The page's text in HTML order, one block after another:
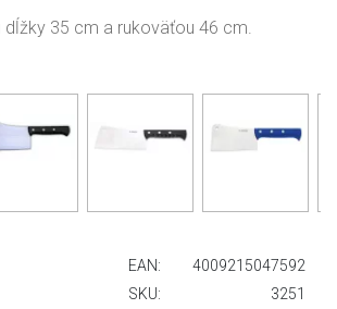
35 cm a rukoväťou 46 cm.
EAN:
4009215047592
SKU:
3251